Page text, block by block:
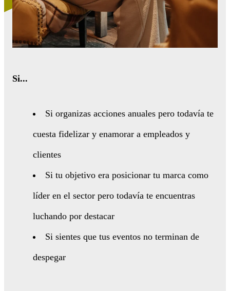
Si...
Si organizas acciones anuales pero todavía te
cuesta fidelizar y enamorar a empleados y
clientes
Si tu objetivo era posicionar tu marca como
líder en el sector pero todavía te encuentras
luchando por destacar
Si sientes que tus eventos no terminan de
despegar